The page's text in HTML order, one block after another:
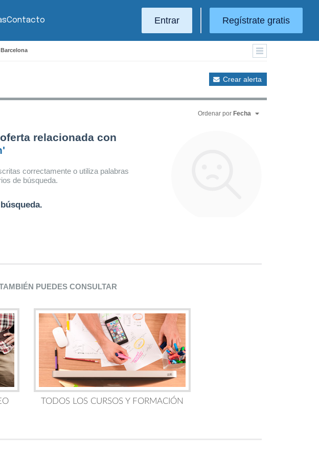
Contacto Entrar Regístrate gratis
Crear alerta
Ordenar por Fecha
relacionada con
correctamente o utiliza palabras
de búsqueda.
PUEDES CONSULTAR
TODOS LOS CURSOS Y FORMACIÓN